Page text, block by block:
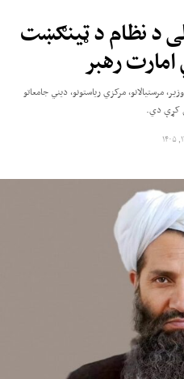
د نظام د ټینګښت
امارت رهبر
مرستیالانو، مرکزي ریاستونو، دیني جامعاتو
کړې دي.